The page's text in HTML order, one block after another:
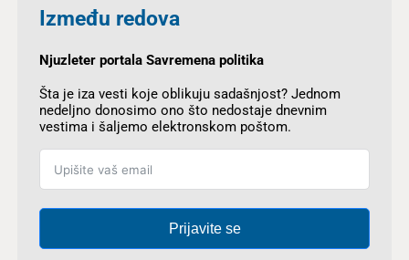
Između redova
Njuzleter portala Savremena politika
Šta je iza vesti koje oblikuju sadašnjost? Jednom
nedeljno donosimo ono što nedostaje dnevnim
vestima i šaljemo elektronskom poštom.
Prijavite se